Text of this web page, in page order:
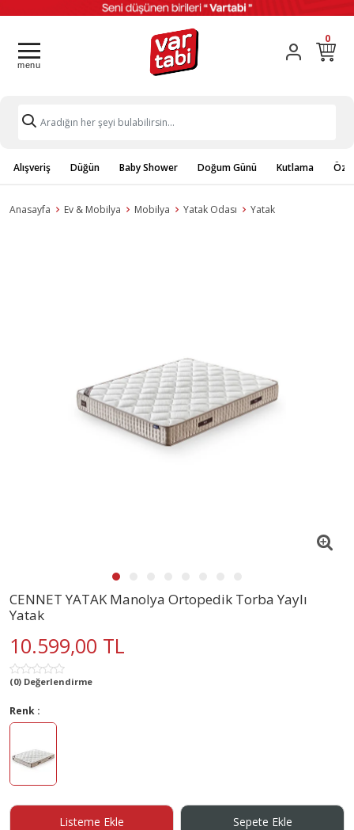
0
Alışveriş Düğün Baby Shower Doğum Günü Kutlama
Anasayfa Ev & Mobilya Mobilya Yatak Odası Yatak
CENNET YATAK Manolya Ortopedik Torba Yaylı
Yatak
10.599,00 TL
(0) Değerlendirme
Renk :
Listeme Ekle Sepete Ekle